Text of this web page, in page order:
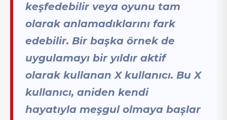
keşfedebilir veya oyunu tam
olarak anlamadıklarını fark
edebilir. Bir başka örnek de
uygulamayı bir yıldır aktif
olarak kullanan X kullanıcı. Bu X
kullanıcı, aniden kendi
hayatıyla meşgul olmaya başlar